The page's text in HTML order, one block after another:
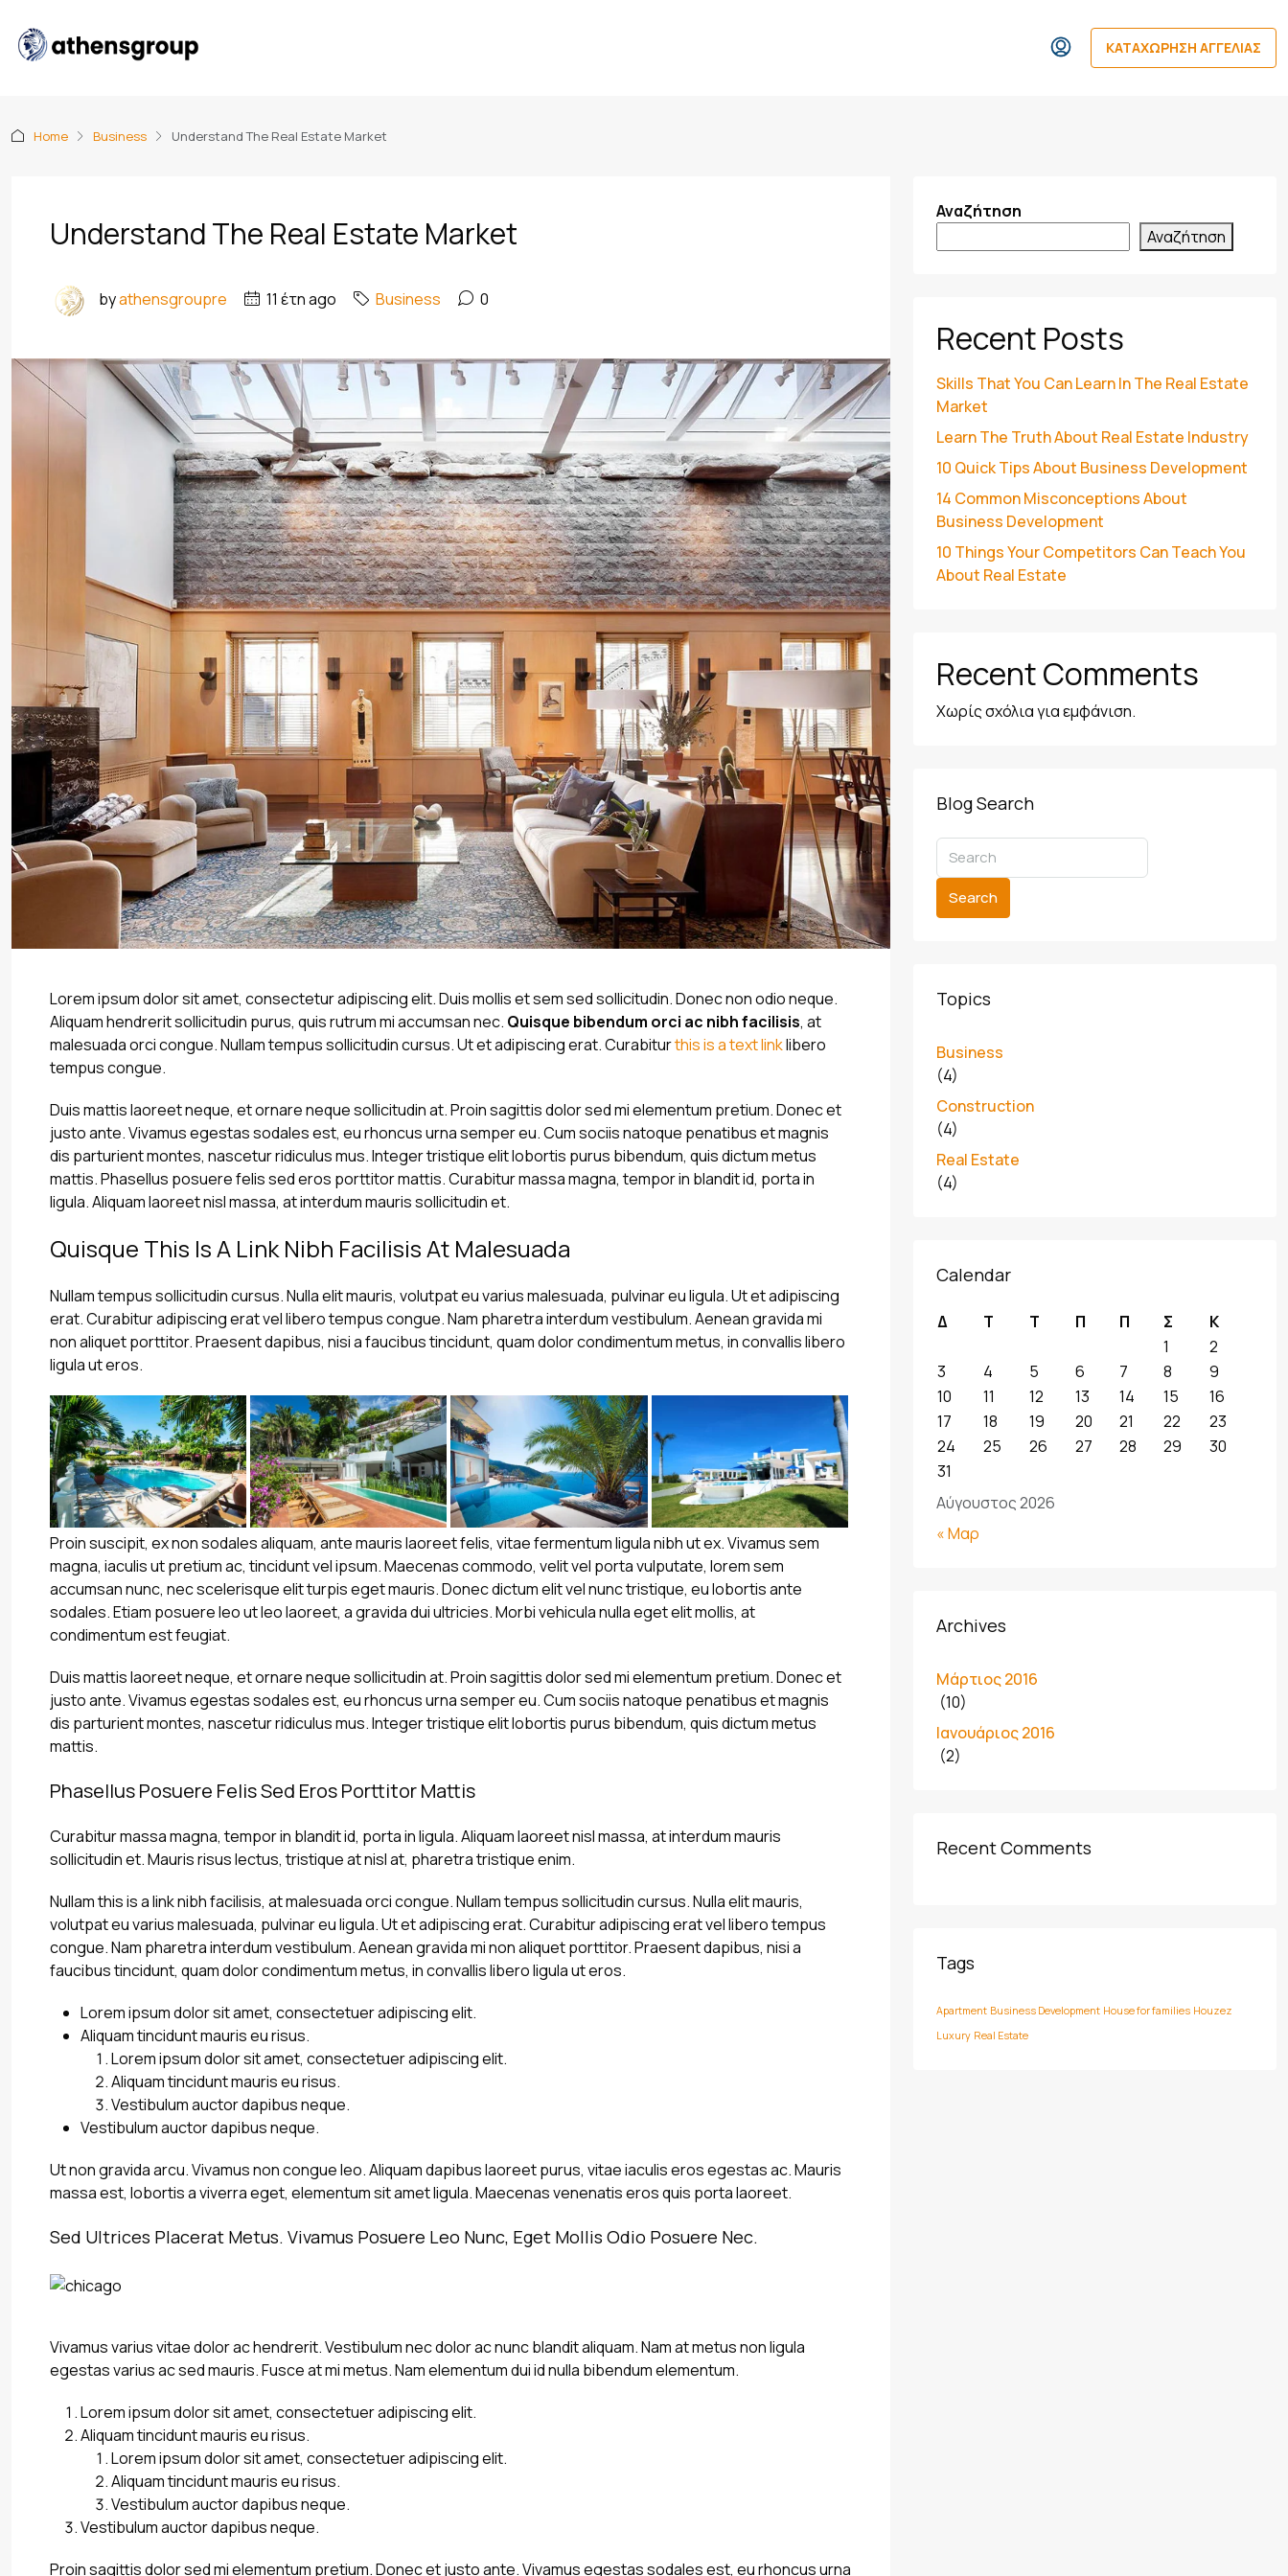
ΚΑΤΑΧΏΡΗΣΗ ΑΓΓΕΛΊΑΣ
Home Business Understand The Real Estate Market
Understand The Real Estate Market
byathensgroupre 11 έτη ago Business 0
Lorem ipsum dolor sit amet, consectetur adipiscing elit. Duis mollis et sem sed sollicitudin. Donec non odio neque.
Aliquam hendrerit sollicitudin purus, quis rutrum mi accumsan nec. Quisque bibendum orci ac nibh facilisis, at
malesuada orci congue. Nullam tempus sollicitudin cursus. Ut et adipiscing erat. Curabiturthis is a text linklibero
tempus congue.
Duis mattis laoreet neque, et ornare neque sollicitudin at. Proin sagittis dolor sed mi elementum pretium. Donec et
justo ante. Vivamus egestas sodales est, eu rhoncus urna semper eu. Cum sociis natoque penatibus et magnis
dis parturient montes, nascetur ridiculus mus. Integer tristique elit lobortis purus bibendum, quis dictum metus
mattis. Phasellus posuere felis sed eros porttitor mattis. Curabitur massa magna, tempor in blandit id, porta in
ligula. Aliquam laoreet nisl massa, at interdum mauris sollicitudin et.
Quisque This Is A Link Nibh Facilisis At Malesuada
Nullam tempus sollicitudin cursus. Nulla elit mauris, volutpat eu varius malesuada, pulvinar eu ligula. Ut et adipiscing
erat. Curabitur adipiscing erat vel libero tempus congue. Nam pharetra interdum vestibulum. Aenean gravida mi
non aliquet porttitor. Praesent dapibus, nisi a faucibus tincidunt, quam dolor condimentum metus, in convallis libero
ligula ut eros.
Proin suscipit, ex non sodales aliquam, ante mauris laoreet felis, vitae fermentum ligula nibh ut ex. Vivamus sem
magna, iaculis ut pretium ac, tincidunt vel ipsum. Maecenas commodo, velit vel porta vulputate, lorem sem
accumsan nunc, nec scelerisque elit turpis eget mauris. Donec dictum elit vel nunc tristique, eu lobortis ante
sodales. Etiam posuere leo ut leo laoreet, a gravida dui ultricies. Morbi vehicula nulla eget elit mollis, at
condimentum est feugiat.
Duis mattis laoreet neque, et ornare neque sollicitudin at. Proin sagittis dolor sed mi elementum pretium. Donec et
justo ante. Vivamus egestas sodales est, eu rhoncus urna semper eu. Cum sociis natoque penatibus et magnis
dis parturient montes, nascetur ridiculus mus. Integer tristique elit lobortis purus bibendum, quis dictum metus
mattis.
Phasellus Posuere Felis Sed Eros Porttitor Mattis
Curabitur massa magna, tempor in blandit id, porta in ligula. Aliquam laoreet nisl massa, at interdum mauris
sollicitudin et. Mauris risus lectus, tristique at nisl at, pharetra tristique enim.
Nullam this is a link nibh facilisis, at malesuada orci congue. Nullam tempus sollicitudin cursus. Nulla elit mauris,
volutpat eu varius malesuada, pulvinar eu ligula. Ut et adipiscing erat. Curabitur adipiscing erat vel libero tempus
congue. Nam pharetra interdum vestibulum. Aenean gravida mi non aliquet porttitor. Praesent dapibus, nisi a
faucibus tincidunt, quam dolor condimentum metus, in convallis libero ligula ut eros.
Lorem ipsum dolor sit amet, consectetuer adipiscing elit.
Aliquam tincidunt mauris eu risus.
Lorem ipsum dolor sit amet, consectetuer adipiscing elit.
Aliquam tincidunt mauris eu risus.
Vestibulum auctor dapibus neque.
Vestibulum auctor dapibus neque.
Ut non gravida arcu. Vivamus non congue leo. Aliquam dapibus laoreet purus, vitae iaculis eros egestas ac. Mauris
massa est, lobortis a viverra eget, elementum sit amet ligula. Maecenas venenatis eros quis porta laoreet.
Sed Ultrices Placerat Metus. Vivamus Posuere Leo Nunc, Eget Mollis Odio Posuere Nec.
Vivamus varius vitae dolor ac hendrerit. Vestibulum nec dolor ac nunc blandit aliquam. Nam at metus non ligula
egestas varius ac sed mauris. Fusce at mi metus. Nam elementum dui id nulla bibendum elementum.
Lorem ipsum dolor sit amet, consectetuer adipiscing elit.
Aliquam tincidunt mauris eu risus.
Lorem ipsum dolor sit amet, consectetuer adipiscing elit.
Aliquam tincidunt mauris eu risus.
Vestibulum auctor dapibus neque.
Vestibulum auctor dapibus neque.
Proin sagittis dolor sed mi elementum pretium. Donec et justo ante. Vivamus egestas sodales est, eu rhoncus urna
Αναζήτηση
Αναζήτηση
Recent Posts
Skills That You Can Learn In The Real Estate
Market
Learn The Truth About Real Estate Industry
10 Quick Tips About Business Development
14 Common Misconceptions About
Business Development
10 Things Your Competitors Can Teach You
About Real Estate
Recent Comments
Χωρίς σχόλια για εμφάνιση.
Blog Search
Search
Topics
Business
(4)
Construction
(4)
Real Estate
(4)
Calendar
Αύγουστος 2026
Δ Τ Τ Π Π Σ
Κ
1
2
3
4 5 6 7 8
9
10
11 12 13 14 15
16
17
18 19 20 21 22
23
24
25 26 27 28 29
30
31
« Μαρ
Archives
Μάρτιος 2016
(10)
Ιανουάριος 2016
(2)
Recent Comments
Tags
Apartment Business Development House for families Houzez
Luxury Real Estate